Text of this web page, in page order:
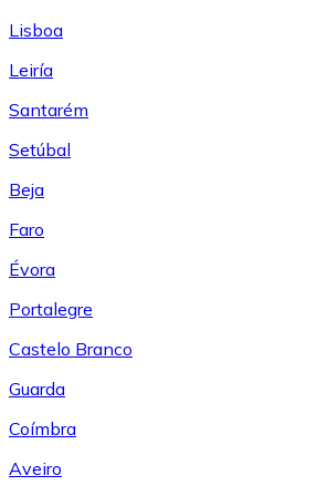
Lisboa
Leiría
Santarém
Setúbal
Beja
Faro
Évora
Portalegre
Castelo Branco
Guarda
Coímbra
Aveiro